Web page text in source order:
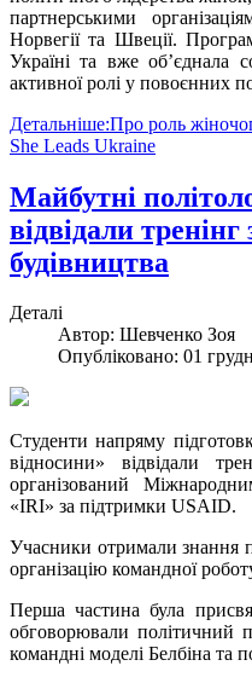
партнерськими
Норвегії та Швеції.
Україні та вже об’єднала
активної ролі у повоєнних
Детальніше:Про роль
She Leads Ukraine
Майбутні
відвідали тренінг
будівництва
Деталі
Автор: Шевченко Зоя
Опубліковано: 01
Студенти напряму
відносини» відвідали
організований
«IRI» за підтримки USAID.
Учасники отримали знання
організацію командної
Перша частина була
обговорювали політичний
командні моделі Белбіна та